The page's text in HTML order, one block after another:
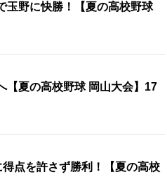
玉野に快勝！【夏の高校野球
【夏の高校野球 岡山大会】17
点を許さず勝利！【夏の高校